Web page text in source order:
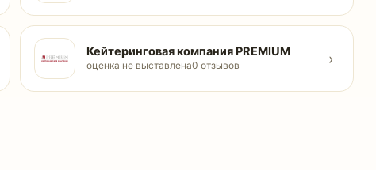
Кейтеринговая компания PREMIUM
оценка не выставлена0 отзывов ›